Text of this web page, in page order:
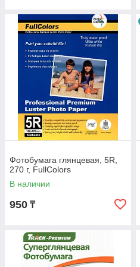
Фотобумага глянцевая, 5R,
270 г, FullColors
В наличии
950 ₸